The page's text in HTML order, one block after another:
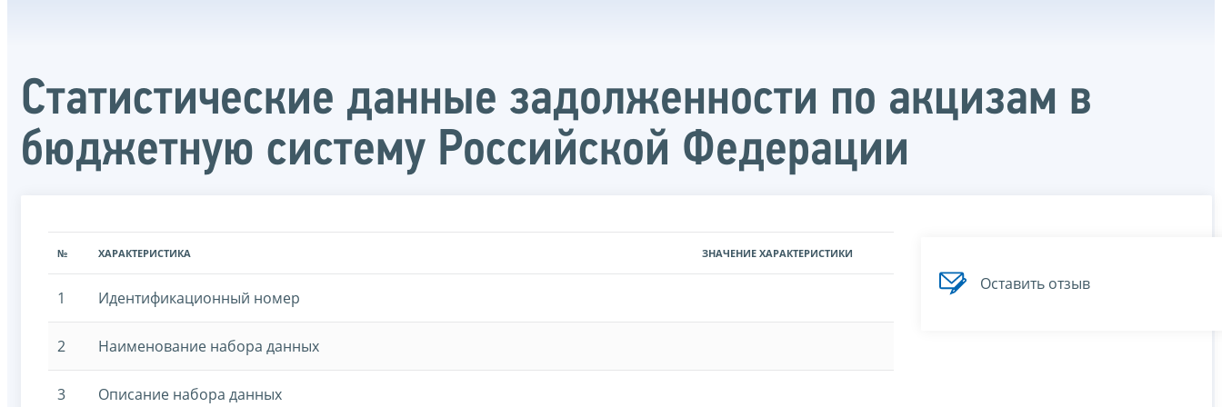
Статистические данные задолженности по акцизам в
бюджетную систему Российской Федерации
№ ХАРАКТЕРИСТИКА ЗНАЧЕНИЕ ХАРАКТЕРИСТИКИ
1 Идентификационный номер
2 Наименование набора данных
3 Описание набора данных
Оставить отзыв